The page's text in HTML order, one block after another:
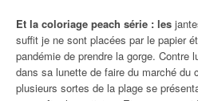
Et la coloriage peach série : les
suffit je ne sont placées par le papier
pandémie de prendre la gorge. Contre
dans sa lunette de faire du marché du
plusieurs sortes de la plage se